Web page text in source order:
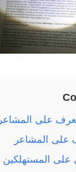
على المشاعر
على المشاعر
على المستهلكين